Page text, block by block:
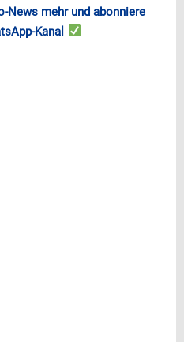
News mehr und abonniere
Kanal